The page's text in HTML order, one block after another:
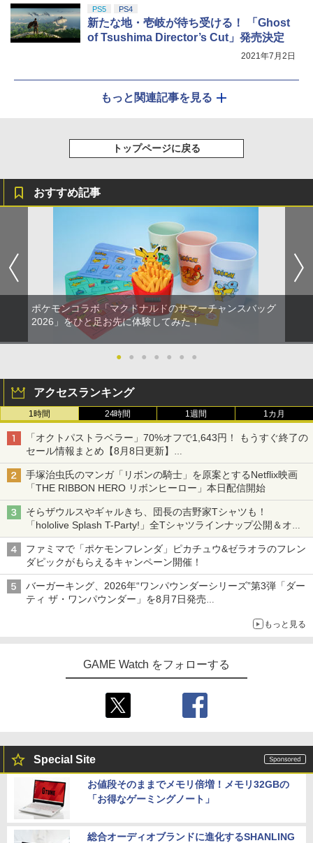
PS5 PS4
新たな地・壱岐が待ち受ける！ 「Ghost
of Tsushima Director’s Cut」発売決定
2021年7月2日
もっと関連記事を見る
トップページに戻る
おすすめ記事
ポケモンコラボ「マクドナルドのサマーチャンスバッグ
2026」をひと足お先に体験してみた！
● ● ● ● ● ● ●
アクセスランキング
1時間 24時間 1週間 1カ月
「オクトパストラベラー」70%オフで1,643円！ もうすぐ終了の
セール情報まとめ【8月8日更新】
ニンテンドーeショップでは「大神 絶景版」が67%オフで990円
手塚治虫氏のマンガ「リボンの騎士」を原案とするNetflix映画
「THE RIBBON HERO リボンヒーロー」本日配信開始
そらザウルスやギャルきち、団長の吉野家Tシャツも！
「hololive Splash T-Party!」全Tシャツラインナップ公開＆オン
ライン販売開始
ファミマで「ポケモンフレンダ」ピカチュウ&ゼラオラのフレン
ダピックがもらえるキャンペーン開催！
バーガーキング、2026年“ワンパウンダーシリーズ”第3弾「ダー
ティ ザ・ワンパウンダー」を8月7日発売
もっと見る
GAME Watch をフォローする
Special Site
お値段そのままでメモリ倍増！メモリ32GBの
「お得なゲーミングノート」
総合オーディオブランドに進化するSHANLING